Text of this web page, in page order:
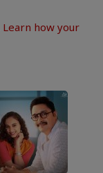
Learn how your